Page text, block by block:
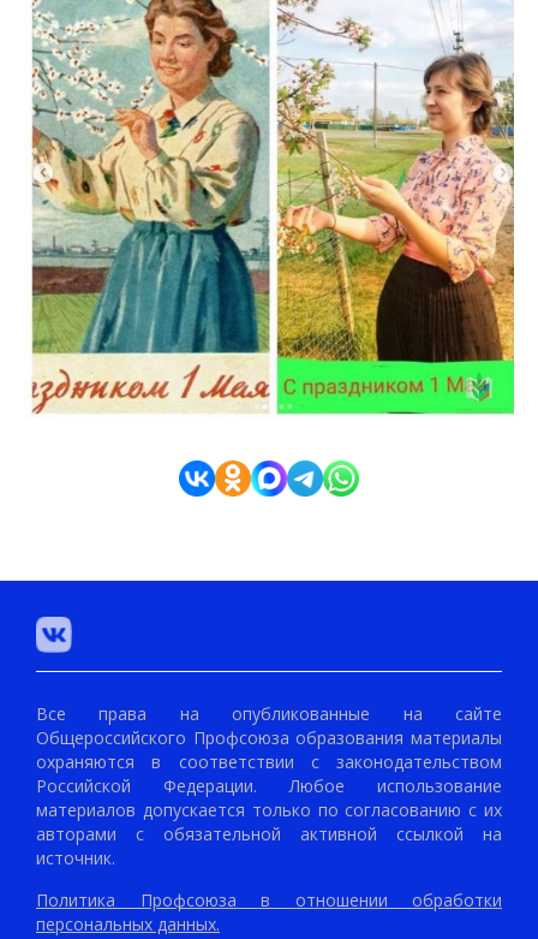
Все права на опубликованные на сайте
Общероссийского Профсоюза образования материалы
охраняются в соответствии с законодательством
Российской Федерации. Любое использование
материалов допускается только по согласованию с их
авторами с обязательной активной ссылкой на
источник.
Политика Профсоюза в отношении обработки
персональных данных.